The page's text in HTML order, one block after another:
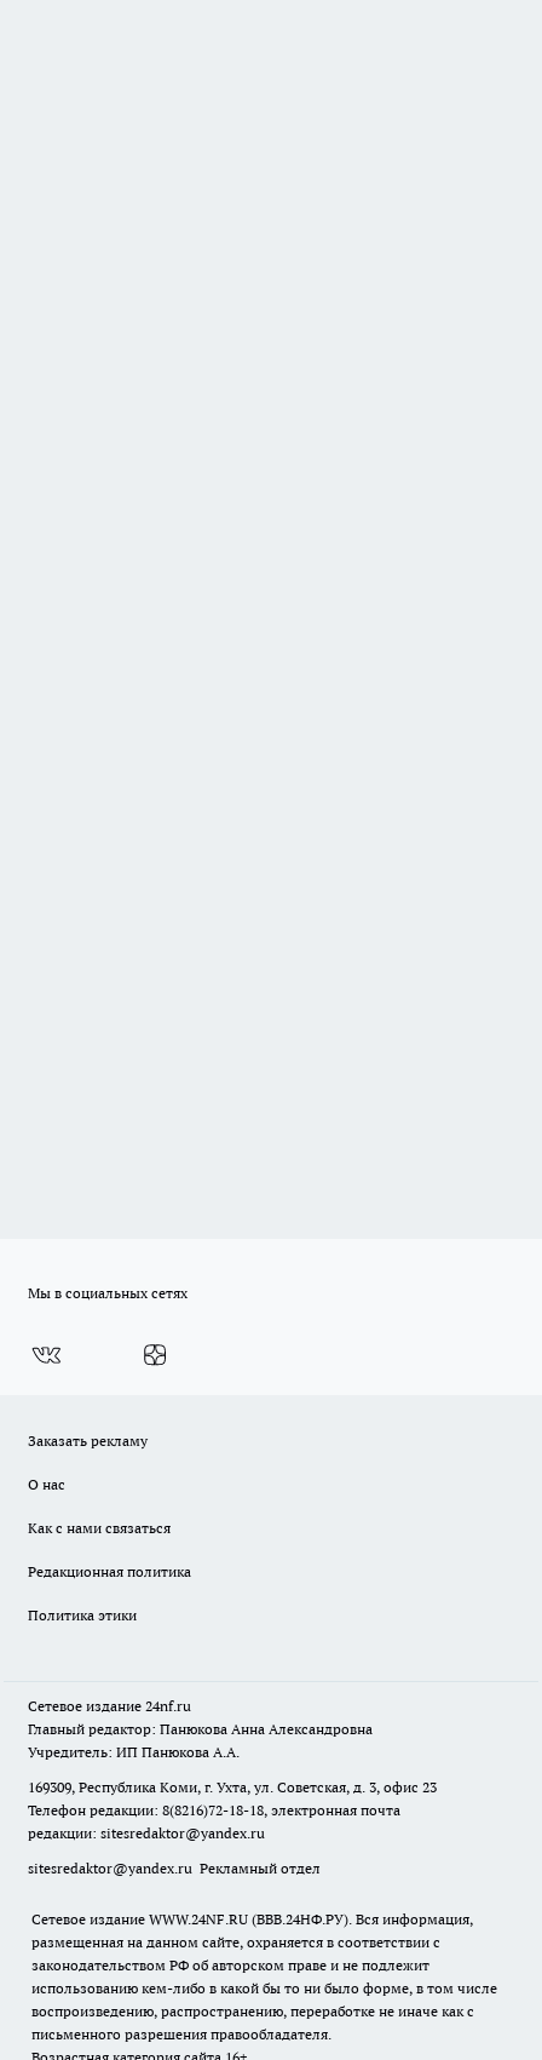
Мы в социальных сетях
Заказать рекламу
О нас
Как с нами связаться
Редакционная политика
Политика этики
Сетевое издание 24nf.ru
Главный редактор: Панюкова Анна Александровна
Учредитель: ИП Панюкова А.А.
169309, Республика Коми, г. Ухта, ул. Советская, д. 3, офис 23
Телефон редакции: 8(8216)72-18-18, электронная почта
редакции: sitesredaktor@yandex.ru
sitesredaktor@yandex.ru Рекламный отдел
Сетевое издание WWW.24NF.RU (ВВВ.24НФ.РУ). Вся информация,
размещенная на данном сайте, охраняется в соответствии с
законодательством РФ об авторском праве и не подлежит
использованию кем-либо в какой бы то ни было форме, в том числе
воспроизведению, распространению, переработке не иначе как с
письменного разрешения правообладателя.